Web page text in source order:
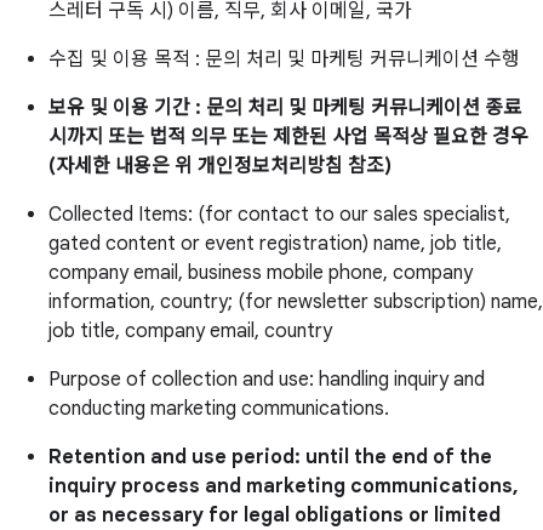
스레터 구독 시) 이름, 직무, 회사 이메일, 국가
수집 및 이용 목적 : 문의 처리 및 마케팅 커뮤니케이션 수행
보유 및 이용 기간 : 문의 처리 및 마케팅 커뮤니케이션 종료
시까지 또는 법적 의무 또는 제한된 사업 목적상 필요한 경우
(자세한 내용은 위 개인정보처리방침 참조)
Collected Items: (for contact to our sales specialist,
gated content or event registration) name, job title,
company email, business mobile phone, company
information, country; (for newsletter subscription) name,
job title, company email, country
Purpose of collection and use: handling inquiry and
conducting marketing communications.
Retention and use period: until the end of the
inquiry process and marketing communications,
or as necessary for legal obligations or limited